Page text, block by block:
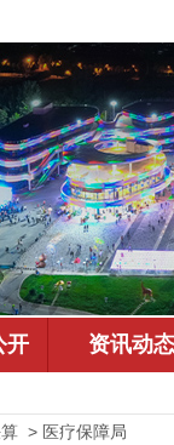
> 医疗保障局